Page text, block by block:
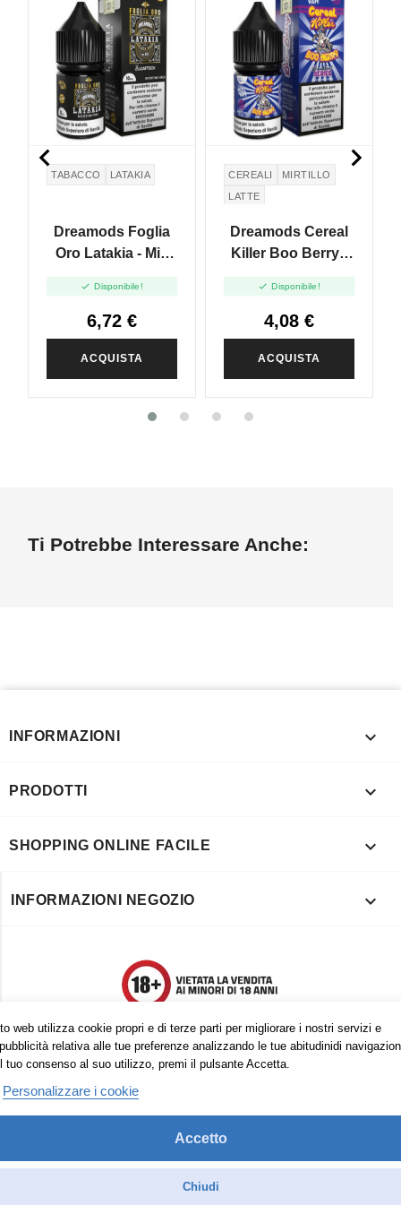
TABACCO LATAKIA
Dreamods Foglia
Oro Latakia - Mix
 Disponibile!
6,72 €
ACQUISTA
CEREALI
MIRTILLO
LATTE
Dreamods Cereal
Killer Boo Berry -
10ml
 Disponibile!
4,08 €
ACQUISTA
 
Ti Potrebbe Interessare Anche:
web utilizza cookie propri e di terze parti per migliorare i nostri servizi e
relativa alle tue preferenze analizzando le tue abitudinidi
tuo consenso al suo utilizzo, premi il pulsante Accetta.
Personalizzare i cookie
Accetto
Chiudi
INFORMAZIONI 
PRODOTTI 
SHOPPING ONLINE FACILE 
INFORMAZIONI NEGOZIO 
Trovaci anche su: